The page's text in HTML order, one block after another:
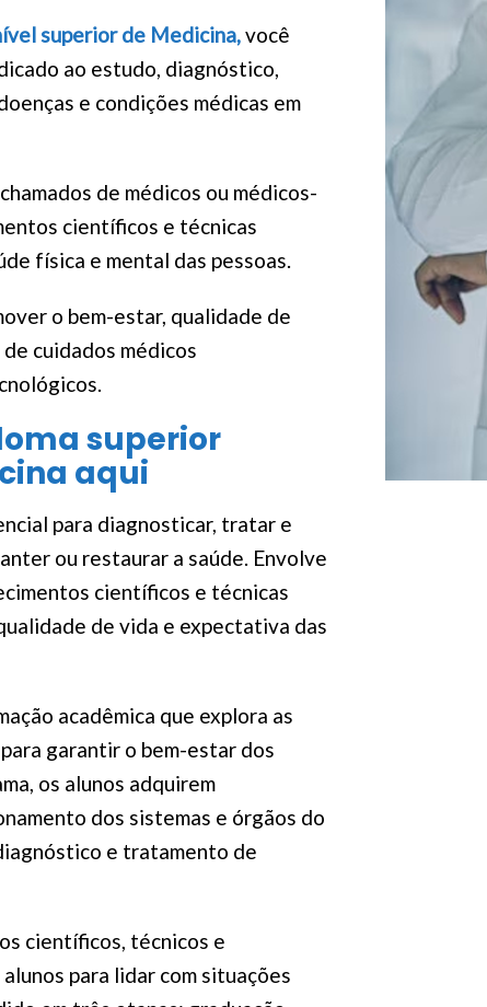
superior de Medicina,você
ao estudo, diagnóstico,
e condições médicas em
de médicos ou médicos-
científicos e técnicas
física e mental das pessoas.
o bem-estar, qualidade de
cuidados médicos
superior
aqui
para diagnosticar, tratar e
ou restaurar a saúde. Envolve
científicos e técnicas
de vida e expectativa das
acadêmica que explora as
garantir o bem-estar dos
os alunos adquirem
dos sistemas e órgãos do
e tratamento de
científicos, técnicos e
para lidar com situações